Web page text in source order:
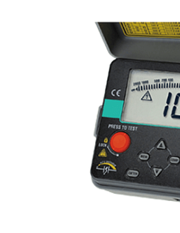
điện áp thử. Bài viết này sẽ
điểm kỹ thuật và ứng dụng
trợ quyết định mua hàng kỹ